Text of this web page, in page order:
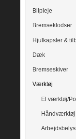
Bilpleje
Bremseklodser
Hjulkapsler &
Dæk
Bremseskiver
Værktøj
El værktøj/
Håndværktøj